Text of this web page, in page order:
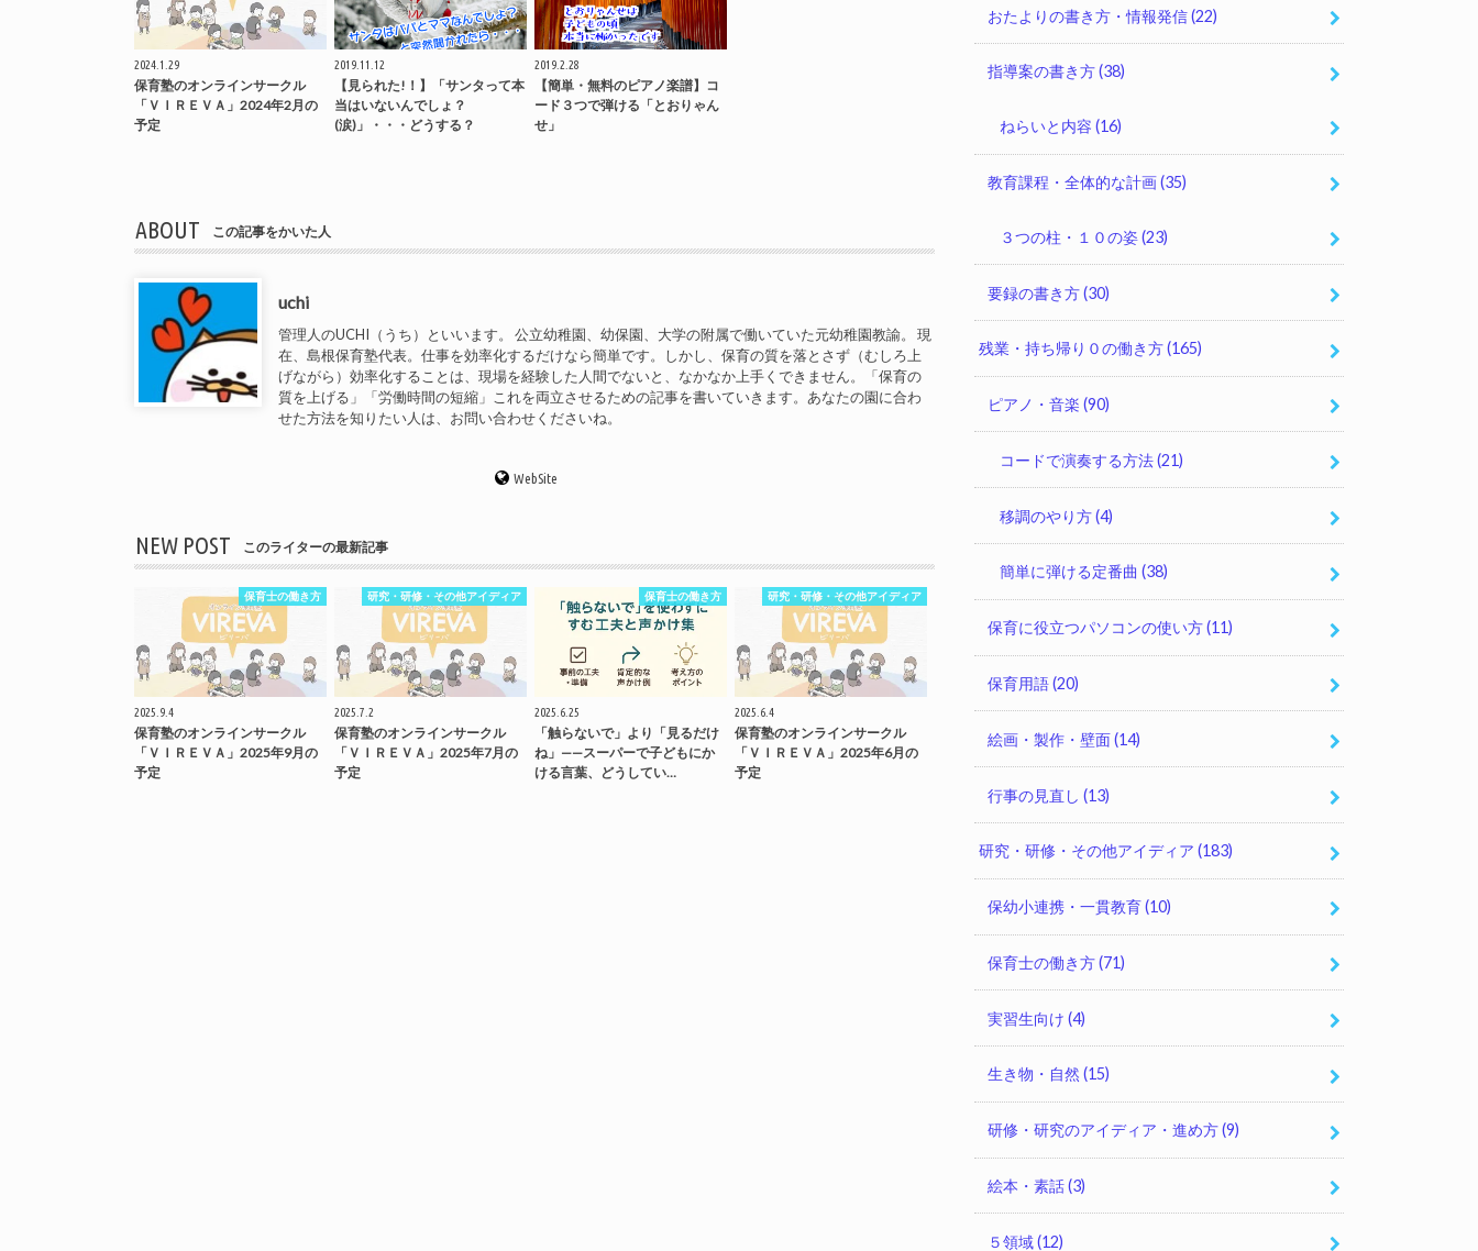
2024.1.29
保育塾のオンラインサークル
「ＶＩＲＥＶＡ」2024年2月の
予定
2019.11.12
【見られた!！】「サンタって本
当はいないんでしょ？
(涙)」・・・どうする？
2019.2.28
【簡単・無料のピアノ楽譜】コ
ード３つで弾ける「とおりゃん
せ」
ABOUT この記事をかいた人
uchi
管理人のUCHI（うち）といいます。 公立幼稚園、幼保園、大学の附属で働いていた元幼稚園教諭。 現
在、島根保育塾代表。仕事を効率化するだけなら簡単です。しかし、保育の質を落とさず（むしろ上
げながら）効率化することは、現場を経験した人間でないと、なかなか上手くできません。「保育の
質を上げる」「労働時間の短縮」これを両立させるための記事を書いていきます。あなたの園に合わ
せた方法を知りたい人は、お問い合わせくださいね。
WebSite
NEW POST このライターの最新記事
保育士の働き方
2025.9.4
保育塾のオンラインサークル
「ＶＩＲＥＶＡ」2025年9月の
予定
研究・研修・その他アイディア
2025.7.2
保育塾のオンラインサークル
「ＶＩＲＥＶＡ」2025年7月の
予定
保育士の働き方
2025.6.25
「触らないで」より「見るだけ
ね」——スーパーで子どもにか
ける言葉、どうしてい…
研究・研修・その他アイディア
2025.6.4
保育塾のオンラインサークル
「ＶＩＲＥＶＡ」2025年6月の
予定
おたよりの書き方・情報発信(22)
指導案の書き方(38)
ねらいと内容(16)
教育課程・全体的な計画(35)
３つの柱・１０の姿(23)
要録の書き方(30)
残業・持ち帰り０の働き方(165)
ピアノ・音楽 (90)
コードで演奏する方法(21)
移調のやり方(4)
簡単に弾ける定番曲(38)
保育に役立つパソコンの使い方(11)
保育用語(20)
絵画・製作・壁面(14)
行事の見直し (13)
研究・研修・その他アイディア(183)
保幼小連携・一貫教育(10)
保育士の働き方(71)
実習生向け (4)
生き物・自然 (15)
研修・研究のアイディア・進め方(9)
絵本・素話(3)
５領域(12)